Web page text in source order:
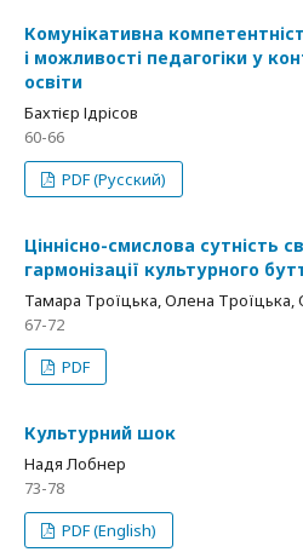
Комунікативна
і можливості педагогіки у
освіти
Бахтієр Ідрісов
60-66
PDF (Русский)
Ціннісно-смислова сутність
гармонізації культурного
Тамара Троїцька, Олена Троїцька,
67-72
PDF
Культурний шок
Надя Лобнер
73-78
PDF (English)